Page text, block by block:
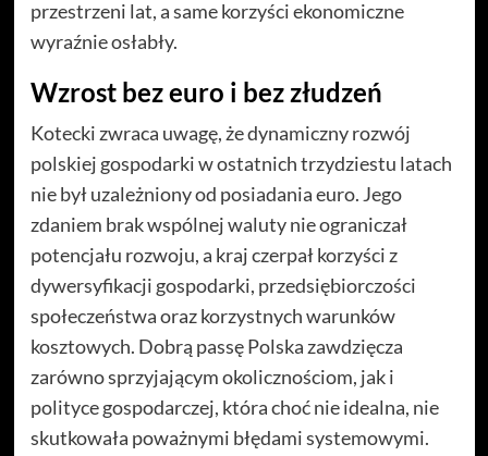
przestrzeni lat, a same korzyści ekonomiczne
wyraźnie osłabły.
Wzrost bez euro i bez złudzeń
Kotecki zwraca uwagę, że dynamiczny rozwój
polskiej gospodarki w ostatnich trzydziestu latach
nie był uzależniony od posiadania euro. Jego
zdaniem brak wspólnej waluty nie ograniczał
potencjału rozwoju, a kraj czerpał korzyści z
dywersyfikacji gospodarki, przedsiębiorczości
społeczeństwa oraz korzystnych warunków
kosztowych. Dobrą passę Polska zawdzięcza
zarówno sprzyjającym okolicznościom, jak i
polityce gospodarczej, która choć nie idealna, nie
skutkowała poważnymi błędami systemowymi.